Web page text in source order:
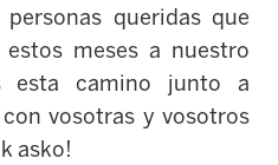
queridas que
meses a nuestro
esta camino junto a
vosotras y vosotros
asko!